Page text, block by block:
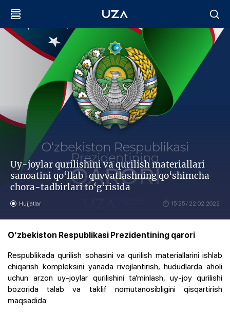
Uy-joylar qurilishini va qurilish materiallari
sanoatini qo‘llab-quvvatlashning qo‘shimcha
chora-tadbirlari to‘g‘risida
Hujjatlar 15:25 / 22.02.2022
O‘zbekiston Respublikasi Prezidentining qarori
Respublikada qurilish sohasini va qurilish materiallarini ishlab
chiqarish kompleksini yanada rivojlantirish, hududlarda aholi
uchun arzon uy-joylar qurilishini ta’minlash, uy-joy qurilishi
bozorida talab va taklif nomutanosibligini qisqartirish
maqsadida: